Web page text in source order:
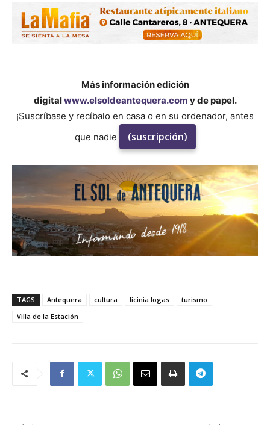
Más información edición
digitalwww.elsoldeantequera.com y de papel.
¡Suscríbase y recíbalo en casa o en su ordenador, antes
que nadie
(suscripción)
TAGS Antequera cultura licinia logas
turismo
Villa de la Estación